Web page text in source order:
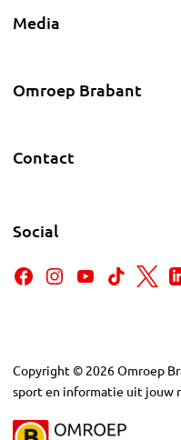
Media
Omroep Brabant
Contact
Social
Copyright © 2026Omroep
sport en informatie uit jouw